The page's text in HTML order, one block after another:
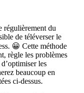
régulièrement du
de téléverser le
😀 Cette méthode
règle les problèmes
les
beaucoup en
ci-dessus.